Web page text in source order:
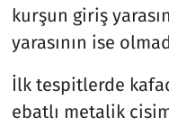
kurşun giriş
yarasının ise
İlk tespitlerde
ebatlı metalik